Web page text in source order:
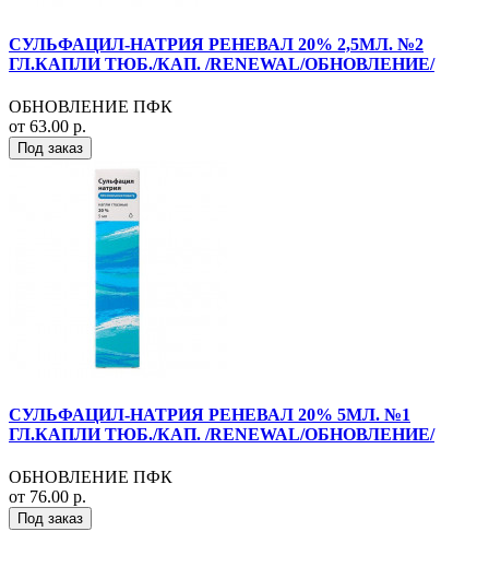
СУЛЬФАЦИЛ-НАТРИЯ РЕНЕВАЛ 20% 2,5МЛ. №2
ГЛ.КАПЛИ ТЮБ./КАП. /RENEWAL/ОБНОВЛЕНИЕ/
ОБНОВЛЕНИЕ ПФК
от 63.00 р.
Под заказ
СУЛЬФАЦИЛ-НАТРИЯ РЕНЕВАЛ 20% 5МЛ. №1
ГЛ.КАПЛИ ТЮБ./КАП. /RENEWAL/ОБНОВЛЕНИЕ/
ОБНОВЛЕНИЕ ПФК
от 76.00 р.
Под заказ